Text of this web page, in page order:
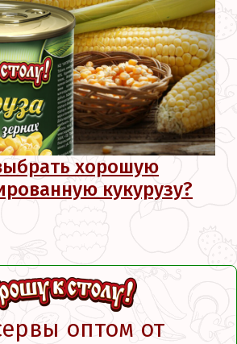
хорошую
кукурузу?
оптом от